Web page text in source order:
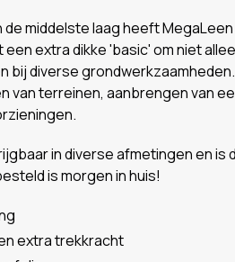
middelste laag heeft
extra dikke 'basic' om niet
bij diverse
van terreinen, aanbrengen van
in diverse afmetingen en is
is morgen in huis!
extra trekkracht